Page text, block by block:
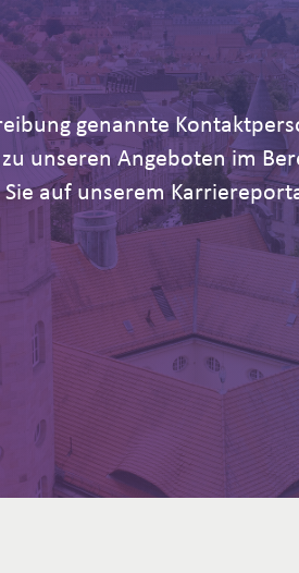
genannte
unseren Angeboten im
auf unserem